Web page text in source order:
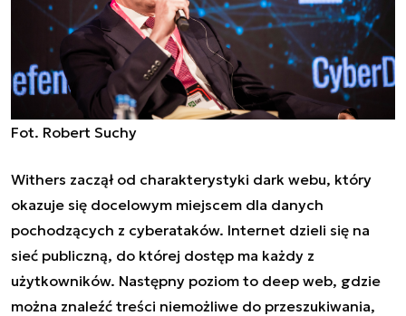
Fot. Robert Suchy
Withers zaczął od charakterystyki dark webu, który
okazuje się docelowym miejscem dla danych
pochodzących z cyberataków. Internet dzieli się na
sieć publiczną, do której dostęp ma każdy z
użytkowników. Następny poziom to deep web, gdzie
można znaleźć treści niemożliwe do przeszukiwania,